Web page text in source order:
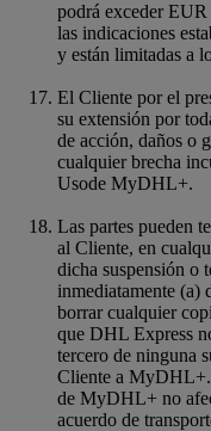
podrá exceder
las indicaciones
y están limitadas a
El Cliente por el
su extensión por
de acción, daños o
cualquier brecha
Usode MyDHL+.
Las partes pueden
al Cliente, en
dicha suspensión o
inmediatamente
borrar cualquier
que DHL Express
tercero de ninguna
Cliente a MyDHL+.
de MyDHL+ no
acuerdo de